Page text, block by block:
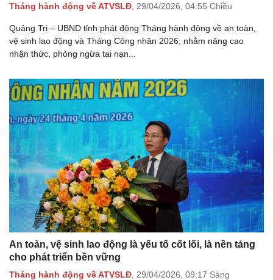
Tháng hành động về ATVSLĐ 29/04/2026, 04:55 Chiều
Quảng Trị – UBND tỉnh phát động Tháng hành động về an toàn,
vệ sinh lao động và Tháng Công nhân 2026, nhằm nâng cao
nhận thức, phòng ngừa tai nạn...
An toàn, vệ sinh lao động là yếu tố cốt lõi, là nền tảng
cho phát triển bền vững
Tháng hành động về ATVSLĐ 29/04/2026, 09:17 Sáng